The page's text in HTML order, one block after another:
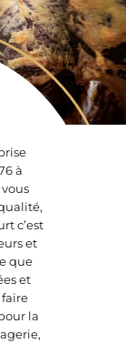
à
c’est
et
que
et
faire
la